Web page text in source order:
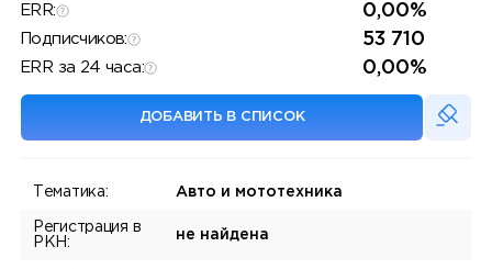
ERR: 0,00%
Подписчиков: 53 710
ERR за 24 часа: 0,00%
ДОБАВИТЬ В СПИСОК
Тематика: Авто и мототехника
Регистрация в
РКН:
не найдена